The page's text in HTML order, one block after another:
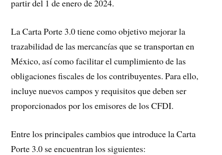
partir del 1 de enero de 2024.
La Carta Porte 3.0 tiene como objetivo mejorar la
trazabilidad de las mercancías que se transportan en
México, así como facilitar el cumplimiento de las
obligaciones fiscales de los contribuyentes. Para ello,
incluye nuevos campos y requisitos que deben ser
proporcionados por los emisores de los CFDI.
Entre los principales cambios que introduce la Carta
Porte 3.0 se encuentran los siguientes: